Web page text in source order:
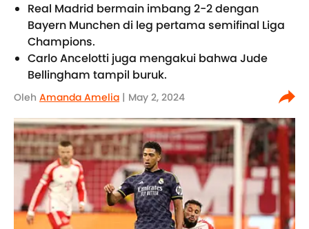
Real Madrid bermain imbang 2-2 dengan
Bayern Munchen di leg pertama semifinal Liga
Champions.
Carlo Ancelotti juga mengakui bahwa Jude
Bellingham tampil buruk.
Oleh Amanda Amelia | May 2, 2024